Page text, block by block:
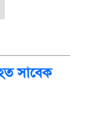
সাবেক